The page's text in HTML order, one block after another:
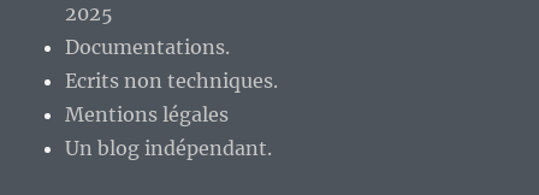
2025
Documentations.
Ecrits non techniques.
Mentions légales
Un blog indépendant.